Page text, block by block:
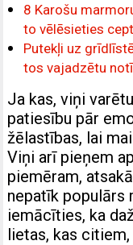
8 Karošu
to vēlēsieties
Putekļi uz
tos vajadzētu
Ja kas, viņi
patiesību pār
žēlastības, lai
Viņi arī pieņem
piemēram,
nepatīk populārs
iemācīties, ka
lietas, kas